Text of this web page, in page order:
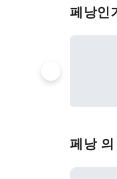
페낭인
페낭